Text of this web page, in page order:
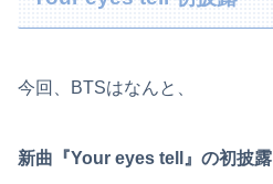
今回、BTSはなんと、
新曲『Your eyes tell』の初披露